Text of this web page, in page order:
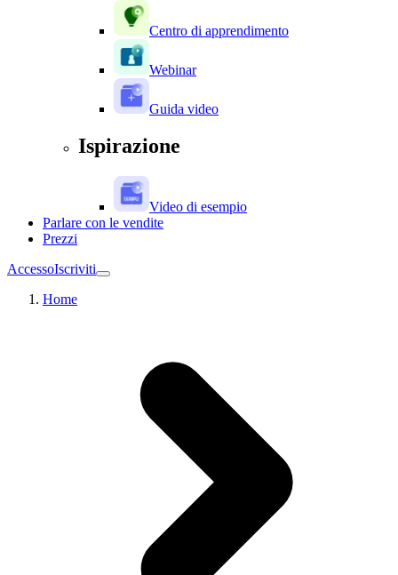
Centro di apprendimento
Webinar
Guida video
Ispirazione
Video di esempio
Parlare con le vendite
Prezzi
AccessoIscriviti
Home